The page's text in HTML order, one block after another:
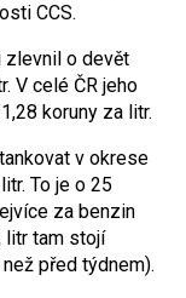
CCS.
zlevnil o devět
V celé ČR jeho
koruny za litr.
v okrese
To je o 25
za benzin
litr tam stojí
před týdnem).